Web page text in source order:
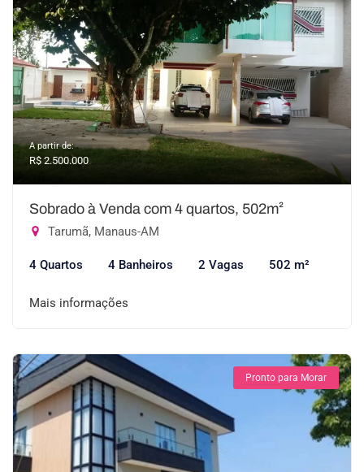
A partir de:
R$ 2.500.000
Sobrado à Venda com 4 quartos, 502m²
Tarumã, Manaus-AM
4 Quartos 4 Banheiros 2 Vagas 502 m²
Mais informações
Pronto para Morar